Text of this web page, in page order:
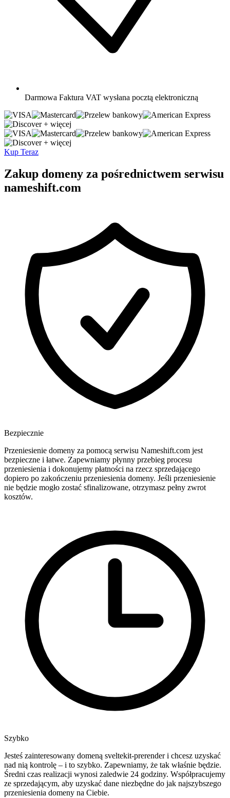
Darmowa Faktura VAT wysłana pocztą elektroniczną
+ więcej
+ więcej
Kup Teraz
Zakup domeny za pośrednictwem serwisu
nameshift.com
Bezpiecznie
Przeniesienie domeny za pomocą serwisu Nameshift.com jest
bezpieczne i łatwe. Zapewniamy płynny przebieg procesu
przeniesienia i dokonujemy płatności na rzecz sprzedającego
dopiero po zakończeniu przeniesienia domeny. Jeśli przeniesienie
nie będzie mogło zostać sfinalizowane, otrzymasz pełny zwrot
kosztów.
Szybko
Jesteś zainteresowany domeną sveltekit-prerender i chcesz uzyskać
nad nią kontrolę – i to szybko. Zapewniamy, że tak właśnie będzie.
Średni czas realizacji wynosi zaledwie 24 godziny. Współpracujemy
ze sprzedającym, aby uzyskać dane niezbędne do jak najszybszego
przeniesienia domeny na Ciebie.